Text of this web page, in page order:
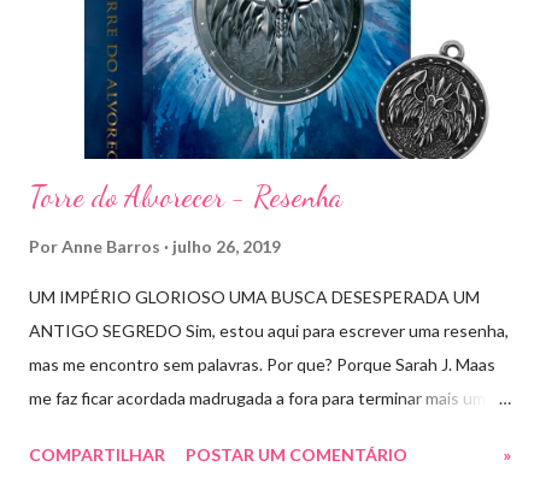
Torre do Alvorecer - Resenha
PorAnne Barros julho 26, 2019
UM IMPÉRIO GLORIOSO UMA BUSCA DESESPERADA UM
ANTIGO SEGREDO Sim, estou aqui para escrever uma resenha,
mas me encontro sem palavras. Por que? Porque Sarah J. Maas
me faz ficar acordada madrugada a fora para terminar mais um
romance da Saga Trono de Vidro que ocorre simultaneamente
COMPARTILHAR POSTAR UM COMENTÁRIO »